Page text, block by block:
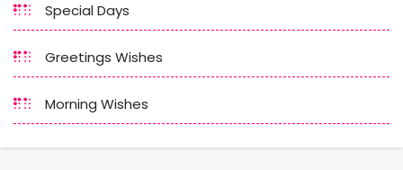
Special Days
Greetings Wishes
Morning Wishes